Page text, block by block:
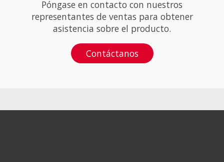
Póngase en contacto con nuestros
representantes de ventas para obtener
asistencia sobre el producto.
Contáctanos